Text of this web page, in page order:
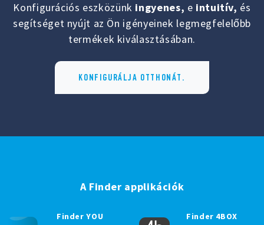
Konfigurációs eszközünk ingyenes, e intuitív, és
segítséget nyújt az Ön igényeinek legmegfelelőbb
termékek kiválasztásában.
KONFIGURÁLJA OTTHONÁT.
A Finder applikációk
Finder YOU Finder 4BOX